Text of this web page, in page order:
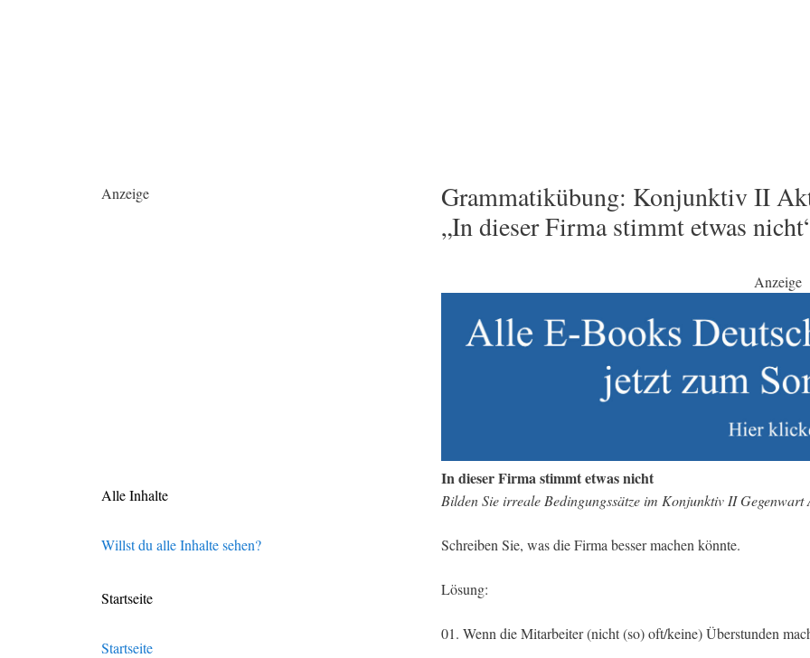
Grammatikübung: Konjunktiv II
„In dieser Firma stimmt etwas
Anzeige
In dieser Firma stimmt etwas nicht
Bilden Sie irreale Bedingungssätze im Konjunktiv II Gegenwart
Schreiben Sie, was die Firma besser machen könnte.
Lösung:
01. Wenn die Mitarbeiter (nicht (so) oft/keine) Überstunden
Anzeige
Alle Inhalte
Willst du alle Inhalte sehen?
Startseite
Startseite